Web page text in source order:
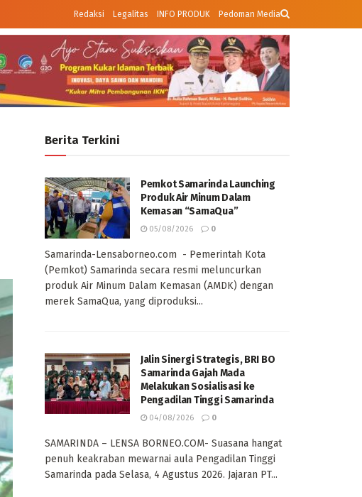
Redaksi Legalitas INFO PRODUK Pedoman Media
Berita Terkini
Pemkot Samarinda Launching
Produk Air Minum Dalam
Kemasan “SamaQua”
05/08/2026 0
Samarinda-Lensaborneo.com - Pemerintah Kota
(Pemkot) Samarinda secara resmi meluncurkan
produk Air Minum Dalam Kemasan (AMDK) dengan
merek SamaQua, yang diproduksi...
Jalin Sinergi Strategis, BRI BO
Samarinda Gajah Mada
Melakukan Sosialisasi ke
Pengadilan Tinggi Samarinda
04/08/2026 0
SAMARINDA – LENSA BORNEO.COM- Suasana hangat
penuh keakraban mewarnai aula Pengadilan Tinggi
Samarinda pada Selasa, 4 Agustus 2026. Jajaran PT...